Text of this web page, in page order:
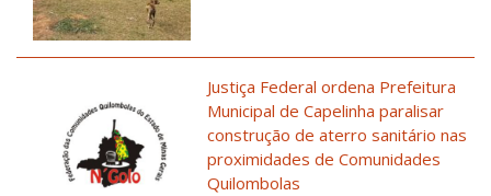
Justiça Federal ordena Prefeitura
Municipal de Capelinha paralisar
construção de aterro sanitário nas
proximidades de Comunidades
Quilombolas